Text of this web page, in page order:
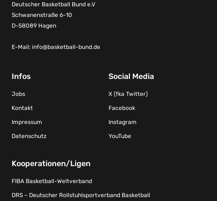
Deutscher Basketball Bund e.V
Schwanenstraße 6-10
D-58089 Hagen
E-Mail: info@basketball-bund.de
Infos
Jobs
Kontakt
Impressum
Datenschutz
Social Media
X (fka Twitter)
Facebook
Instagram
YouTube
Kooperationen/Ligen
FIBA Basketball-Weltverband
DRS – Deutscher Rollstuhlsportverband Basketball